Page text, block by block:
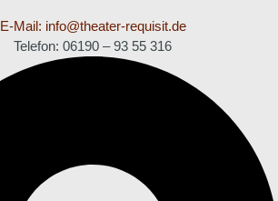
E-Mail: info@theater-requisit.de
Telefon: 06190 – 93 55 316